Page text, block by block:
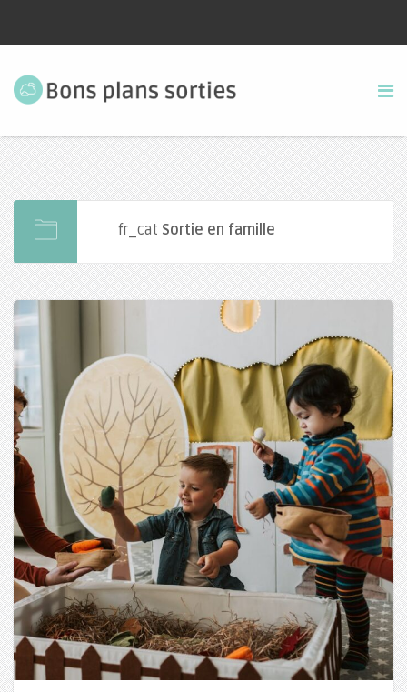
fr_cat Sortie en famille